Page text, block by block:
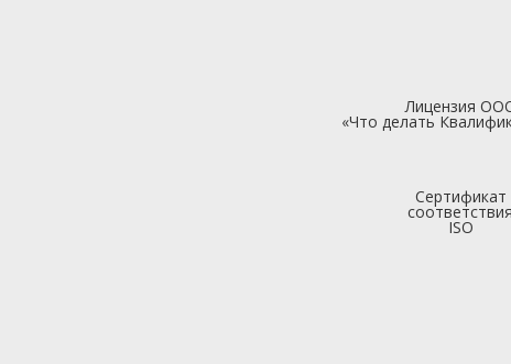
Лицензия
«Что делать
Сертификат
соответствия
ISO